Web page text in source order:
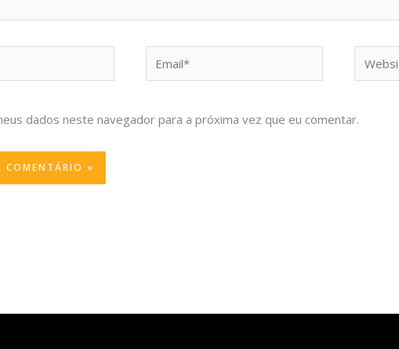
dados neste navegador para a próxima vez que eu comentar.